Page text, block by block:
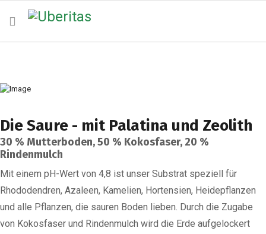
Die Saure - mit Palatina und Zeolith
30 % Mutterboden, 50 % Kokosfaser, 20 %
Rindenmulch
Mit einem pH-Wert von 4,8 ist unser Substrat speziell für
Rhododendren, Azaleen, Kamelien, Hortensien, Heidepflanzen
und alle Pflanzen, die sauren Boden lieben. Durch die Zugabe
von Kokosfaser und Rindenmulch wird die Erde aufgelockert